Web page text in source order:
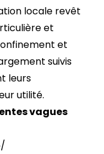
locale revêt
et
et
suivis
leurs
utilité.
vagues